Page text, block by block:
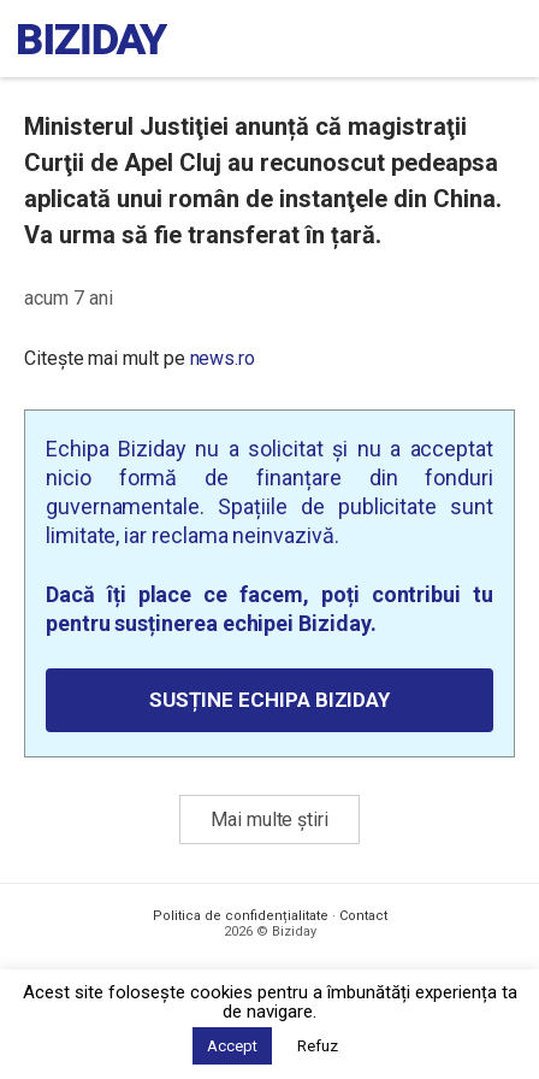
Ministerul Justiţiei anunță că magistraţii
Curţii de Apel Cluj au recunoscut pedeapsa
aplicată unui român de instanţele din China.
Va urma să fie transferat în țară.
acum 7 ani
Citește mai mult pe news.ro
Echipa Biziday nu a solicitat și nu a acceptat
nicio formă de finanțare din fonduri
guvernamentale. Spațiile de publicitate sunt
limitate, iar reclama neinvazivă.
Dacă îți place ce facem, poți contribui tu
pentru susținerea echipei Biziday.
SUSȚINE ECHIPA BIZIDAY
Mai multe știri
Politica de confidențialitate · Contact
2026 © Biziday
Acest site foloseşte cookies pentru a îmbunătăți experiența ta
de navigare.
Accept Refuz